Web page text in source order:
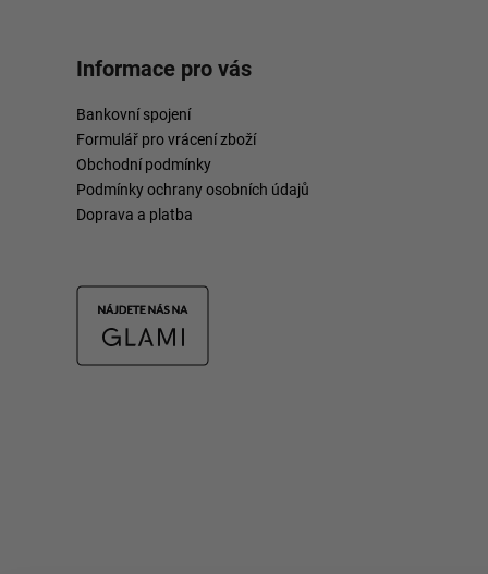
Informace pro vás
Bankovní spojení
Formulář pro vrácení zboží
Obchodní podmínky
Podmínky ochrany osobních údajů
Doprava a platba